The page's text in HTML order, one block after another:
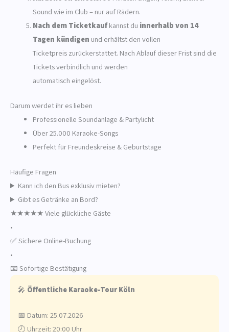
Sound wie im Club – nur auf Rädern.
Nach dem Ticketkaufkannst du innerhalb von 14
Tagen kündigen und erhältst den vollen
Ticketpreis zurückerstattet. Nach Ablauf dieser Frist sind die
Tickets verbindlich und werden
automatisch eingelöst.
Darum werdet ihr es lieben
Professionelle Soundanlage & Partylicht
Über 25.000 Karaoke-Songs
Perfekt für Freundeskreise & Geburtstage
Häufige Fragen
Kann ich den Bus exklusiv mieten?
Gibt es Getränke an Bord?
★★★★★ Viele glückliche Gäste
•
✅ Sichere Online-Buchung
•
📧 Sofortige Bestätigung
🎤 Öffentliche Karaoke-Tour Köln
📅 Datum: 25.07.2026
🕗 Uhrzeit: 20:00 Uhr